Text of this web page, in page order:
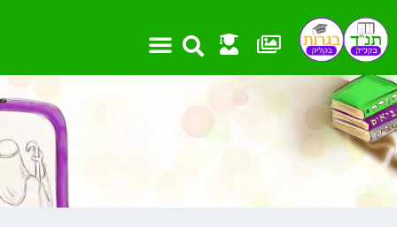
לתוכן